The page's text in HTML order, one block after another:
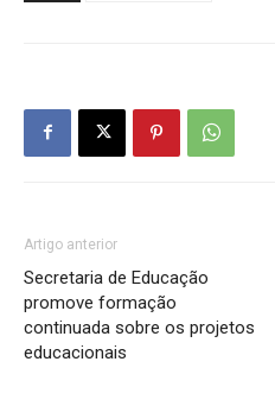
Artigo anterior
Secretaria de Educação
promove formação
continuada sobre os projetos
educacionais